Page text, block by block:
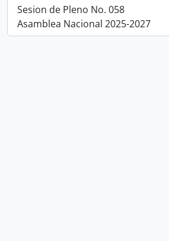
Sesion de Pleno No. 058
Asamblea Nacional 2025-2027
, 9 resultados